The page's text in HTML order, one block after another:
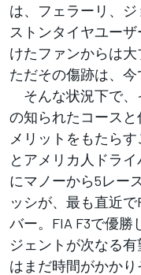
は、フェラーリ、
ストンタイヤユー
けたファンからは大
ただその傷跡は、今
そんな状況下で、
の知られたコース
メリットをもたら
とアメリカ人ドラ
にマノーから5レー
ッシが、最も直近
バー。FIA F3で優
ジェントが次なる
はまだ時間がかか